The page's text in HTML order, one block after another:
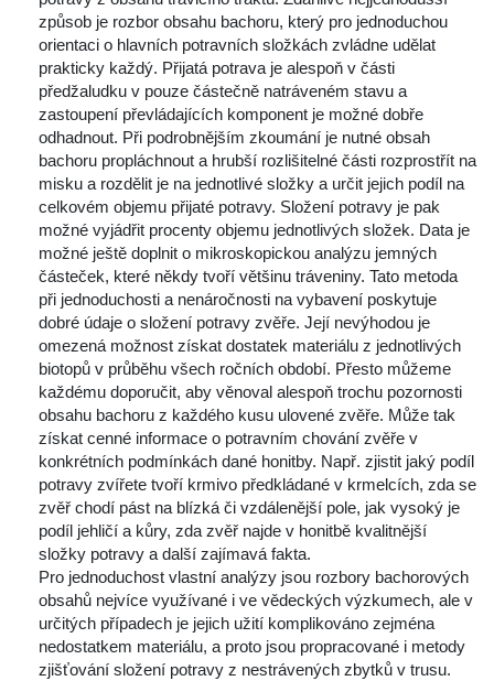
způsob je rozbor obsahu bachoru, který pro jednoduchou
orientaci o hlavních potravních složkách zvládne udělat
prakticky každý. Přijatá potrava je alespoň v části
předžaludku v pouze částečně natráveném stavu a
zastoupení převládajících komponent je možné dobře
odhadnout. Při podrobnějším zkoumání je nutné obsah
bachoru propláchnout a hrubší rozlišitelné části rozprostřít na
misku a rozdělit je na jednotlivé složky a určit jejich podíl na
celkovém objemu přijaté potravy. Složení potravy je pak
možné vyjádřit procenty objemu jednotlivých složek. Data je
možné ještě doplnit o mikroskopickou analýzu jemných
částeček, které někdy tvoří většinu tráveniny. Tato metoda
při jednoduchosti a nenáročnosti na vybavení poskytuje
dobré údaje o složení potravy zvěře. Její nevýhodou je
omezená možnost získat dostatek materiálu z jednotlivých
biotopů v průběhu všech ročních období. Přesto můžeme
každému doporučit, aby věnoval alespoň trochu pozornosti
obsahu bachoru z každého kusu ulovené zvěře. Může tak
získat cenné informace o potravním chování zvěře v
konkrétních podmínkách dané honitby. Např. zjistit jaký podíl
potravy zvířete tvoří krmivo předkládané v krmelcích, zda se
zvěř chodí pást na blízká či vzdálenější pole, jak vysoký je
podíl jehličí a kůry, zda zvěř najde v honitbě kvalitnější
ložky potravy a další zajímavá fakta.
Pro jednoduchost vlastní analýzy jsou rozbory bachorových
obsahů nejvíce využívané i ve vědeckých výzkumech, ale v
určitých případech je jejich užití komplikováno zejména
nedostatkem materiálu, a proto jsou propracované i metody
zjišťování složení potravy z nestrávených zbytků v trusu.